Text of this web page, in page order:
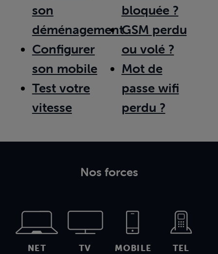
son
déménagement
Configurer
son mobile
Test votre
vitesse
bloquée ?
GSM perdu
ou volé ?
Mot de
passe wifi
perdu ?
Nos forces
NET TV MOBILE TEL